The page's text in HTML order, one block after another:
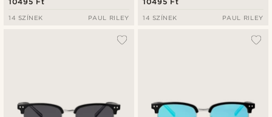
14 SZÍNEK PAUL RILEY 14 SZÍNEK PAUL RILEY